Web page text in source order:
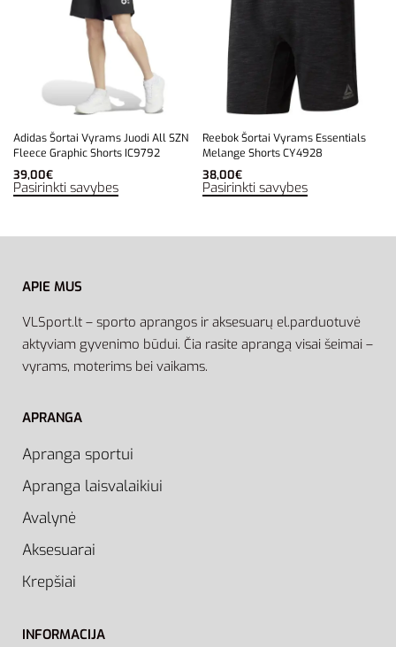
Adidas Šortai Vyrams Juodi All SZN
Fleece Graphic Shorts IC9792
39,00€
Pasirinkti savybes
Reebok Šortai Vyrams Essentials
Melange Shorts CY4928
38,00€
Pasirinkti savybes
APIE MUS
VLSport.lt – sporto aprangos ir aksesuarų el.parduotuvė
aktyviam gyvenimo būdui. Čia rasite aprangą visai šeimai –
vyrams, moterims bei vaikams.
APRANGA
Apranga sportui
Apranga laisvalaikiui
Avalynė
Aksesuarai
Krepšiai
INFORMACIJA